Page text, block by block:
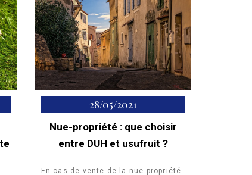
28/05/2021
Nue-propriété : que choisir
entre DUH et usufruit ?
En cas de vente de la nue-propriété